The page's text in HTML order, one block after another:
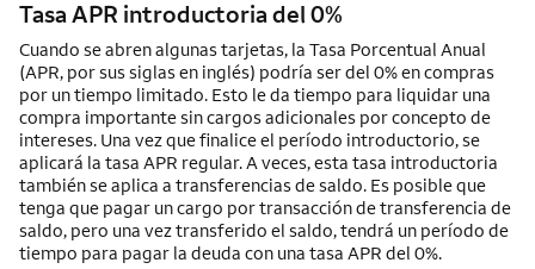
Tasa APR introductoria del 0%
Cuando se abren algunas tarjetas, la Tasa Porcentual Anual
(APR, por sus siglas en inglés) podría ser del 0% en compras
por un tiempo limitado. Esto le da tiempo para liquidar una
compra importante sin cargos adicionales por concepto de
intereses. Una vez que finalice el período introductorio, se
aplicará la tasa APR regular. A veces, esta tasa introductoria
también se aplica a transferencias de saldo. Es posible que
tenga que pagar un cargo por transacción de transferencia de
saldo, pero una vez transferido el saldo, tendrá un período de
tiempo para pagar la deuda con una tasa APR del 0%.